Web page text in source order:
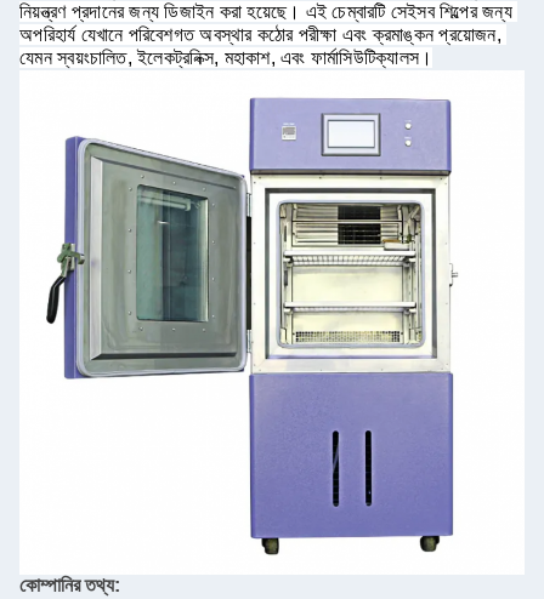
নিয়ন্ত্রণ প্রদানের জন্য ডিজাইন করা হয়েছে। এই চেম্বারটি সেইসব শিল্পের জন্য
অপরিহার্য যেখানে পরিবেশগত অবস্থার কঠোর পরীক্ষা এবং ক্রমাঙ্কন প্রয়োজন,
যেমন স্বয়ংচালিত, ইলেকট্রনিক্স, মহাকাশ, এবং ফার্মাসিউটিক্যালস ।
কোম্পানির তথ্য: